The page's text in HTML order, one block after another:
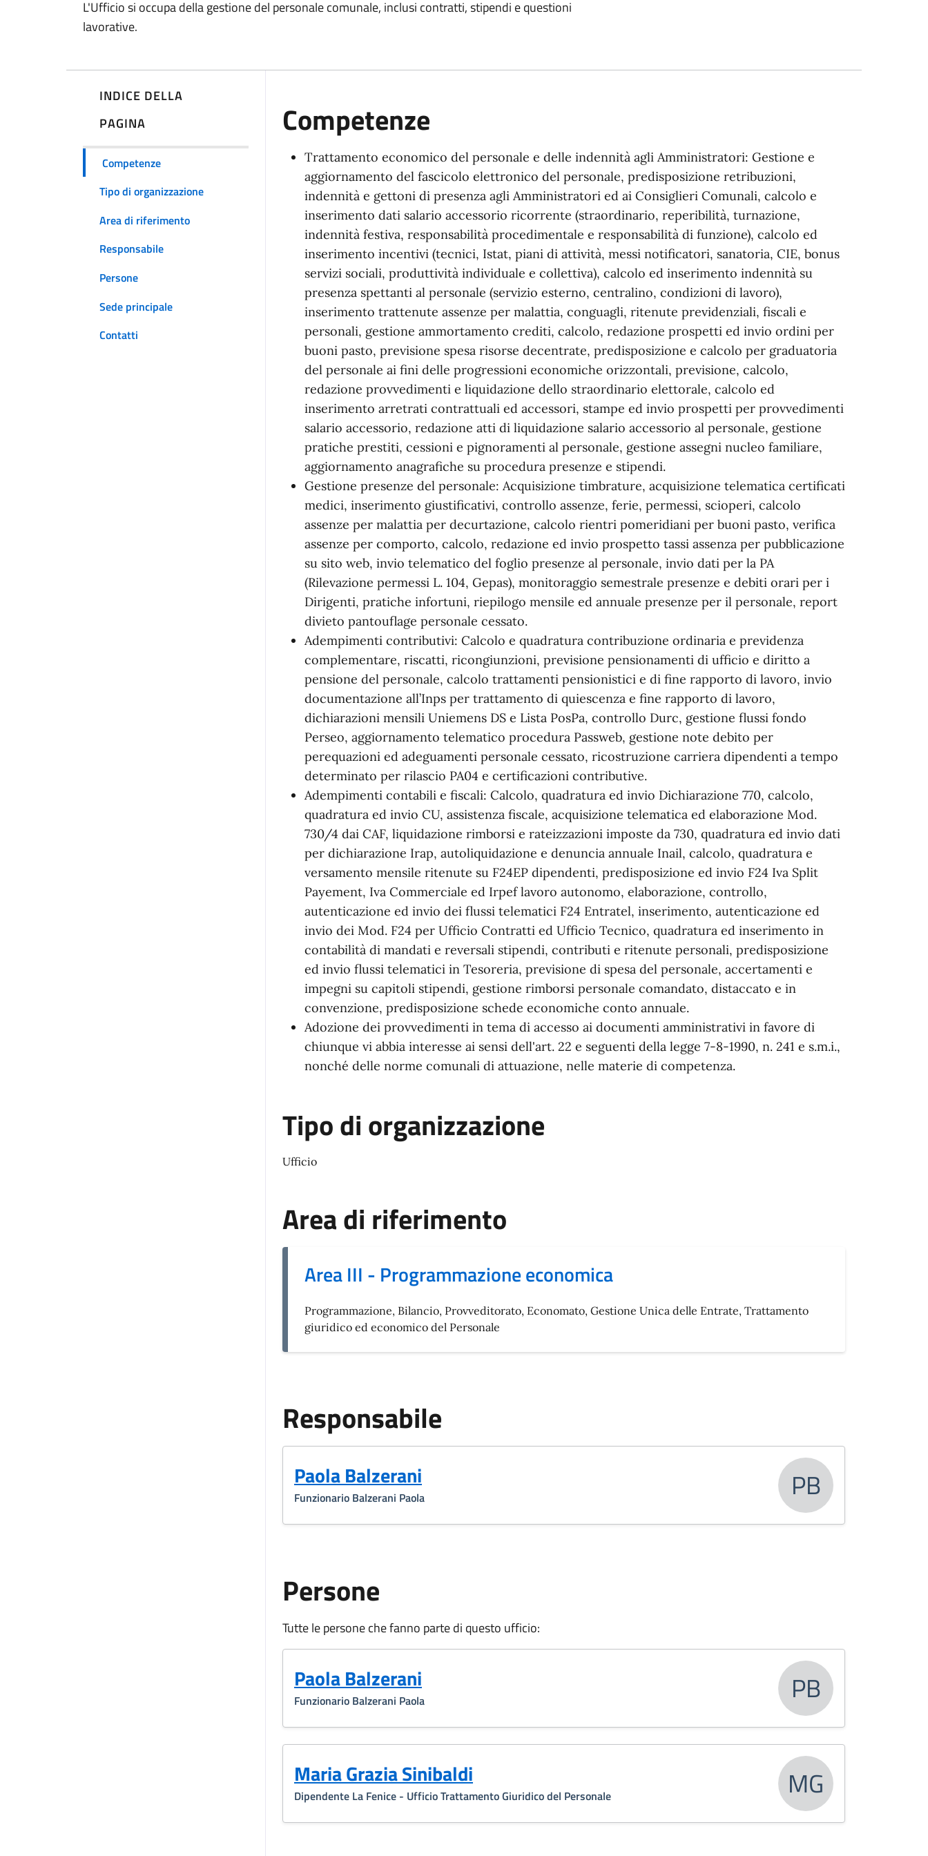
L'Ufficio si occupa della gestione del personale comunale, inclusi contratti, stipendi e questioni
lavorative.
INDICE DELLA
PAGINA
Competenze
Tipo di organizzazione
Area di riferimento
Responsabile
Persone
Sede principale
Contatti
Competenze
Trattamento economico del personale e delle indennità agli Amministratori: Gestione e
aggiornamento del fascicolo elettronico del personale, predisposizione retribuzioni,
indennità e gettoni di presenza agli Amministratori ed ai Consiglieri Comunali, calcolo e
inserimento dati salario accessorio ricorrente (straordinario, reperibilità, turnazione,
indennità festiva, responsabilità procedimentale e responsabilità di funzione), calcolo ed
inserimento incentivi (tecnici, Istat, piani di attività, messi notificatori, sanatoria, CIE, bonus
servizi sociali, produttività individuale e collettiva), calcolo ed inserimento indennità su
presenza spettanti al personale (servizio esterno, centralino, condizioni di lavoro),
inserimento trattenute assenze per malattia, conguagli, ritenute previdenziali, fiscali e
personali, gestione ammortamento crediti, calcolo, redazione prospetti ed invio ordini per
buoni pasto, previsione spesa risorse decentrate, predisposizione e calcolo per graduatoria
del personale ai fini delle progressioni economiche orizzontali, previsione, calcolo,
redazione provvedimenti e liquidazione dello straordinario elettorale, calcolo ed
inserimento arretrati contrattuali ed accessori, stampe ed invio prospetti per provvedimenti
salario accessorio, redazione atti di liquidazione salario accessorio al personale, gestione
pratiche prestiti, cessioni e pignoramenti al personale, gestione assegni nucleo familiare,
aggiornamento anagrafiche su procedura presenze e stipendi.
Gestione presenze del personale: Acquisizione timbrature, acquisizione telematica certificati
medici, inserimento giustificativi, controllo assenze, ferie, permessi, scioperi, calcolo
assenze per malattia per decurtazione, calcolo rientri pomeridiani per buoni pasto, verifica
assenze per comporto, calcolo, redazione ed invio prospetto tassi assenza per pubblicazione
su sito web, invio telematico del foglio presenze al personale, invio dati per la PA
(Rilevazione permessi L. 104, Gepas), monitoraggio semestrale presenze e debiti orari per i
Dirigenti, pratiche infortuni, riepilogo mensile ed annuale presenze per il personale, report
divieto pantouflage personale cessato.
Adempimenti contributivi: Calcolo e quadratura contribuzione ordinaria e previdenza
complementare, riscatti, ricongiunzioni, previsione pensionamenti di ufficio e diritto a
pensione del personale, calcolo trattamenti pensionistici e di fine rapporto di lavoro, invio
documentazione all’Inps per trattamento di quiescenza e fine rapporto di lavoro,
dichiarazioni mensili Uniemens DS e Lista PosPa, controllo Durc, gestione flussi fondo
Perseo, aggiornamento telematico procedura Passweb, gestione note debito per
perequazioni ed adeguamenti personale cessato, ricostruzione carriera dipendenti a tempo
determinato per rilascio PA04 e certificazioni contributive.
Adempimenti contabili e fiscali: Calcolo, quadratura ed invio Dichiarazione 770, calcolo,
quadratura ed invio CU, assistenza fiscale, acquisizione telematica ed elaborazione Mod.
730/4 dai CAF, liquidazione rimborsi e rateizzazioni imposte da 730, quadratura ed invio dati
per dichiarazione Irap, autoliquidazione e denuncia annuale Inail, calcolo, quadratura e
versamento mensile ritenute su F24EP dipendenti, predisposizione ed invio F24 Iva Split
Payement, Iva Commerciale ed Irpef lavoro autonomo, elaborazione, controllo,
autenticazione ed invio dei flussi telematici F24 Entratel, inserimento, autenticazione ed
invio dei Mod. F24 per Ufficio Contratti ed Ufficio Tecnico, quadratura ed inserimento in
contabilità di mandati e reversali stipendi, contributi e ritenute personali, predisposizione
ed invio flussi telematici in Tesoreria, previsione di spesa del personale, accertamenti e
impegni su capitoli stipendi, gestione rimborsi personale comandato, distaccato e in
convenzione, predisposizione schede economiche conto annuale.
Adozione dei provvedimenti in tema di accesso ai documenti amministrativi in favore di
chiunque vi abbia interesse ai sensi dell'art. 22 e seguenti della legge 7-8-1990, n. 241 e s.m.i.,
nonché delle norme comunali di attuazione, nelle materie di competenza.
Tipo di organizzazione
Ufficio
Area di riferimento
Area III - Programmazione economica
Programmazione, Bilancio, Provveditorato, Economato, Gestione Unica delle Entrate, Trattamento
giuridico ed economico del Personale
Responsabile
Paola Balzerani
Funzionario Balzerani Paola PB
Persone
Tutte le persone che fanno parte di questo ufficio:
Paola Balzerani
Funzionario Balzerani Paola PB
Maria Grazia Sinibaldi
Dipendente La Fenice - Ufficio Trattamento Giuridico del Personale MG